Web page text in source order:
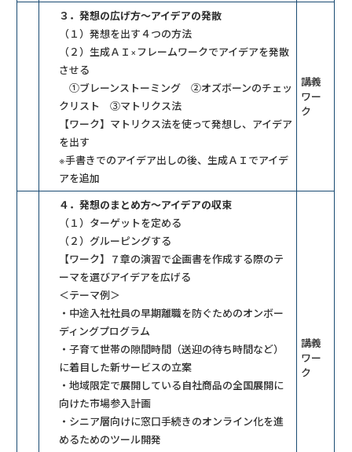
３．発想の広げ方～アイデアの発散
（１）発想を出す４つの方法
（２）生成ＡＩ×フレームワークでアイデアを発散
させる
①ブレーンストーミング ②オズボーンのチェッ
クリスト ③マトリクス法
【ワーク】マトリクス法を使って発想し、アイデア
を出す
※手書きでのアイデア出しの後、生成ＡＩでアイデ
アを追加
講義
ワー
ク
４．発想のまとめ方～アイデアの収束
（１）ターゲットを定める
（２）グルーピングする
【ワーク】７章の演習で企画書を作成する際のテ
ーマを選びアイデアを広げる
＜テーマ例＞
・中途入社社員の早期離職を防ぐためのオンボー
ディングプログラム
・子育て世帯の隙間時間（送迎の待ち時間など）
に着目した新サービスの立案
・地域限定で展開している自社商品の全国展開に
向けた市場参入計画
・シニア層向けに窓口手続きのオンライン化を進
めるためのツール開発
講義
ワー
ク